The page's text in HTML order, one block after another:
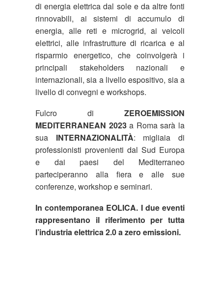
di energia elettrica dal sole e da altre fonti
rinnovabili, ai sistemi di accumulo di
energia, alle reti e microgrid, ai veicoli
elettrici, alle infrastrutture di ricarica e al
risparmio energetico, che coinvolgerà i
principali stakeholders nazionali e
internazionali, sia a livello espositivo, sia a
livello di convegni e workshops.
Fulcro di ZEROEMISSION
MEDITERRANEAN 2023a Roma sarà la
sua INTERNAZIONALITÀ: migliaia di
professionisti provenienti dal Sud Europa
e dai paesi del Mediterraneo
parteciperanno alla fiera e alle sue
conferenze, workshop e seminari.
In contemporanea EOLICA. I due eventi
rappresentano il riferimento per tutta
l’industria elettrica 2.0 a zero emissioni.